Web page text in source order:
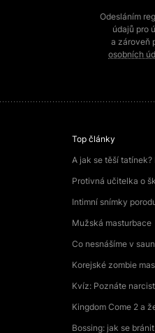
Odesláním
údajů pro
a zároveň
osobních
Top články
A jak se těší
Protivná učitelka o
Intimní snímky
Mužská masturbace
Co nesnášíme v
Korejské zombie
Kvíz: Poznáte
Kingdom Come 2 a
Bossing: jak se bránit